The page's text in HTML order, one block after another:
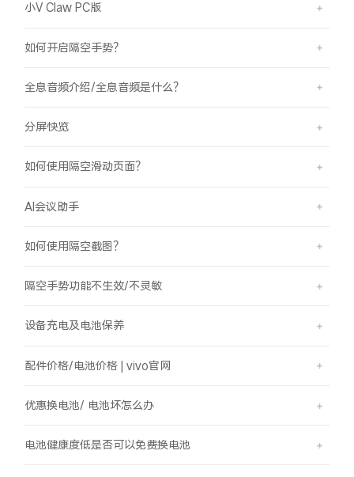
小V Claw PC版
如何开启隔空手势？
全息音频介绍/全息音频是什么？
分屏快览
如何使用隔空滑动页面？
AI会议助手
如何使用隔空截图？
隔空手势功能不生效/不灵敏
设备充电及电池保养
配件价格/电池价格 | vivo官网
优惠换电池/ 电池坏怎么办
电池健康度低是否可以免费换电池